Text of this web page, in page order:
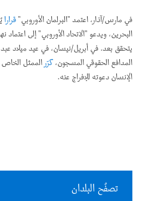
في مارس/آذار، اعتمد "البرلمان الأوروبي"قرارا
البحرين، ويدعو "الاتحاد الأوروبي" إلى
يتحقق بعد. في أبريل/نيسان، في عيد ميلاد عبد
المدافع الحقوقي المسجون،كرّرالممثل الخاص
الإنسان دعوته للإفراج عنه.
تصفُح البلدان